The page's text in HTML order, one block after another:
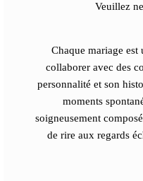
Veuillez
Chaque mariage
collaborer avec des
personnalité et son
moments
soigneusement
de rire aux regards